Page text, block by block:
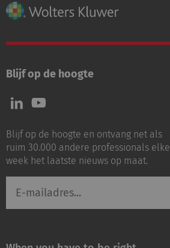
Blijf op de hoogte
Volg
ons
LinkedIn
Volg
ons
Youtube
Blijf op de hoogte en ontvang net als
ruim 30.000 andere professionals elke
week het laatste nieuws op maat.
mailadres